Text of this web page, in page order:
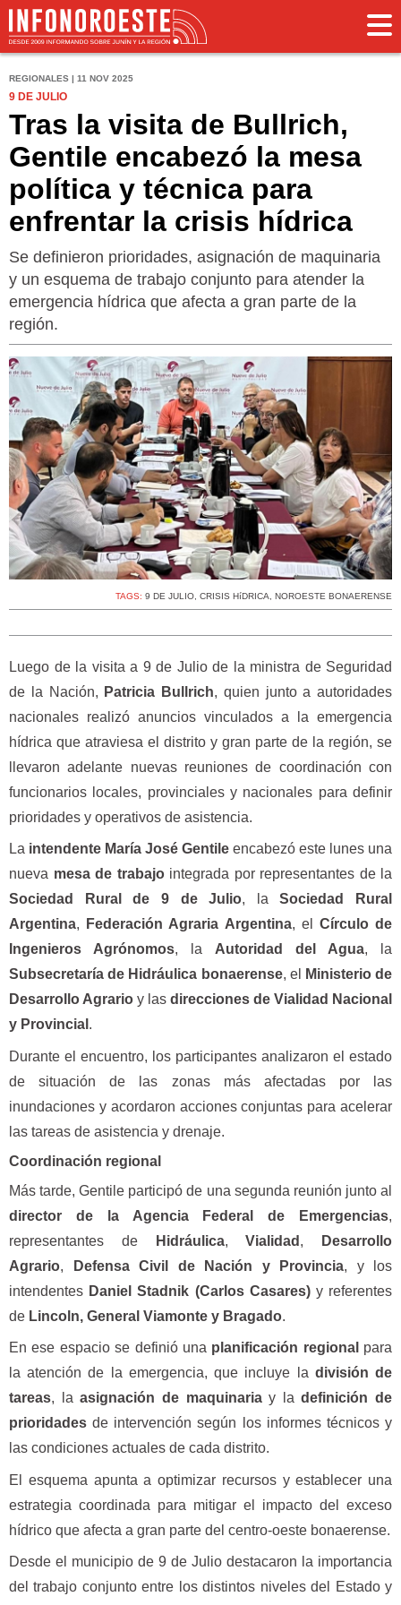
REGIONALES | 11 NOV 2025
9 DE JULIO
Tras la visita de Bullrich,
Gentile encabezó la mesa
política y técnica para
enfrentar la crisis hídrica
Se definieron prioridades, asignación de maquinaria
y un esquema de trabajo conjunto para atender la
emergencia hídrica que afecta a gran parte de la
región.
TAGS: 9 DE JULIO, CRISIS HíDRICA, NOROESTE BONAERENSE
Luego de la visita a 9 de Julio de la ministra de Seguridad
de la Nación, Patricia Bullrich, quien junto a autoridades
nacionales realizó anuncios vinculados a la emergencia
hídrica que atraviesa el distrito y gran parte de la región, se
llevaron adelante nuevas reuniones de coordinación con
funcionarios locales, provinciales y nacionales para definir
prioridades y operativos de asistencia.
La intendente María José Gentile encabezó este lunes una
nueva mesa de trabajointegrada por representantes de la
Sociedad Rural de 9 de Julio, laSociedad Rural
Argentina, Federación Agraria Argentina, el Círculo de
Ingenieros Agrónomos, la Autoridad del Agua, la
Subsecretaría de Hidráulica bonaerense, el
Ministerio de
Desarrollo Agrario y las direcciones de Vialidad Nacional
y Provincial .
Durante el encuentro, los participantes analizaron el estado
de situación de las zonas más afectadas por las
inundaciones y acordaron acciones conjuntas para acelerar
las tareas de asistencia y drenaje.
Coordinación regional
Más tarde, Gentile participó de una segunda reunión junto al
director de la Agencia Federal de Emergencias,
representantes de
Hidráulica,Vialidad ,
Desarrollo
Agrario, Defensa Civil de Nación y Provincia, y los
intendentes Daniel Stadnik (Carlos Casares)y referentes
de Lincoln, General Viamonte y Bragado.
En ese espacio se definió una planificación regional para
la atención de la emergencia, que incluye la división de
tareas, laasignación de maquinariay ladefinición de
prioridades de intervención según los informes técnicos y
las condiciones actuales de cada distrito.
El esquema apunta a optimizar recursos y establecer una
estrategia coordinada para mitigar el impacto del exceso
hídrico que afecta a gran parte del centro-oeste bonaerense.
Desde el municipio de 9 de Julio destacaron la importancia
del trabajo conjunto entre los distintos niveles del Estado y